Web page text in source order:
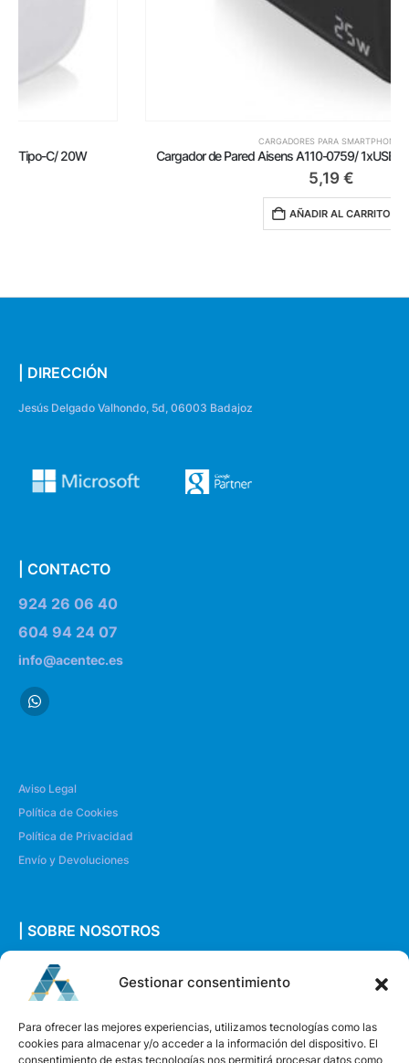
Gestionar consentimiento
Para ofrecer las mejores experiencias, utilizamos tecnologías como las
cookies para almacenar y/o acceder a la información del dispositivo. El
consentimiento de estas tecnologías nos permitirá procesar datos como
CARGADORES PARA SMARTPHONES
Cargador de Pared Aisens A110-0759/ 1xUSB Tipo-C/ 1xUSB/ 25W
| DIRECCIÓN
Jesús Delgado Valhondo, 5d, 06003 Badajoz
| CONTACTO
924 26 06 40
604 94 24 07
info@acentec.es
Aviso Legal
Política de Cookies
Política de Privacidad
Envío y Devoluciones
| SOBRE NOSOTROS
Quiénes somos
Envíanos un mensaje